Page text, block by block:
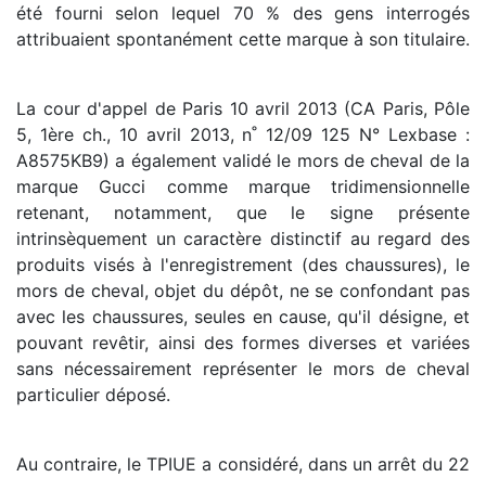
été fourni selon lequel 70 % des gens interrogés
attribuaient spontanément cette marque à son titulaire.
La cour d'appel de Paris 10 avril 2013 (CA Paris, Pôle
5, 1ère ch., 10 avril 2013, n˚ 12/09 125 N° Lexbase :
A8575KB9) a également validé le mors de cheval de la
marque Gucci comme marque tridimensionnelle
retenant, notamment, que le signe présente
intrinsèquement un caractère distinctif au regard des
produits visés à l'enregistrement (des chaussures), le
mors de cheval, objet du dépôt, ne se confondant pas
avec les chaussures, seules en cause, qu'il désigne, et
pouvant revêtir, ainsi des formes diverses et variées
sans nécessairement représenter le mors de cheval
particulier déposé.
Au contraire, le TPIUE a considéré, dans un arrêt du 22